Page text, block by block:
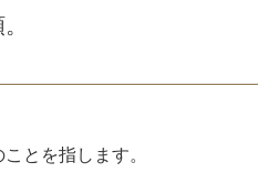
とを指します。